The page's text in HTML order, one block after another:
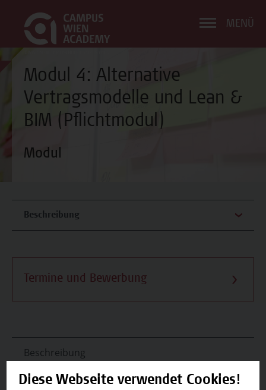
MENÜ
Modul 4: Alternative
Vertragsmodelle und Lean &
BIM (Pflichtmodul)
Modul
Beschreibung
Termine und Bewerbung
Beschreibung
Termine und Bewerbung
Diese Webseite verwendet Cookies!